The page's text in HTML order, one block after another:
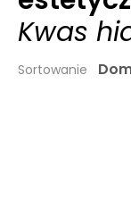
Kwas
Sortowanie